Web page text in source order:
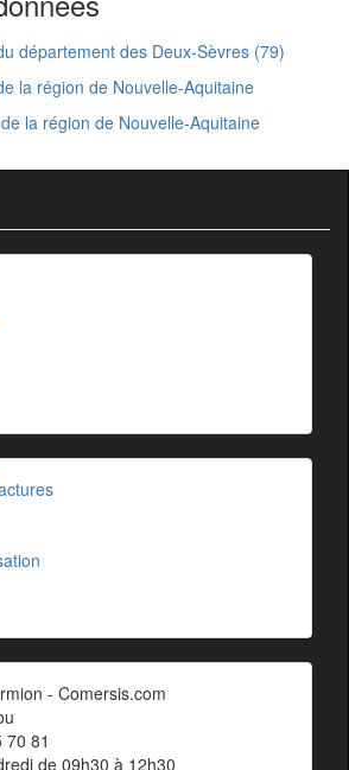
département des Deux-Sèvres (79)
la région de Nouvelle-Aquitaine
la région de Nouvelle-Aquitaine
- Comersis.com
81
de 09h30 à 12h30